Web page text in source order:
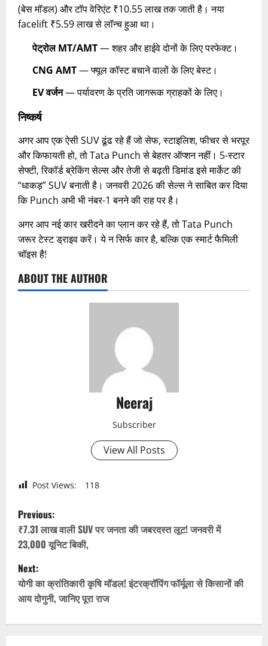
(बेस मॉडल) और टॉप वेरिएंट ₹10.55 लाख तक जाती है। नया
facelift ₹5.59 लाख से लॉन्च हुआ था।
पेट्रोल MT/AMT— शहर और हाईवे दोनों के लिए परफेक्ट।
CNG AMT— फ्यूल कॉस्ट बचाने वालों के लिए बेस्ट।
EV वर्जन— पर्यावरण के प्रति जागरूक ग्राहकों के लिए।
निष्कर्ष
अगर आप एक ऐसी SUV ढूंढ रहे हैं जो सेफ, स्टाइलिश, फीचर से भरपूर
और किफायती हो, तो Tata Punch से बेहतर ऑप्शन नहीं। 5-स्टार
सेफ्टी, रिकॉर्ड ब्रेकिंग सेल्स और तेजी से बढ़ती डिमांड इसे मार्केट की
“धाकड़” SUV बनाती है। जनवरी 2026 की सेल्स ने साबित कर दिया
कि Punch अभी भी नंबर-1 बनने की राह पर है।
अगर आप नई कार खरीदने का प्लान कर रहे हैं, तो Tata Punch
जरूर टेस्ट ड्राइव करें। ये न सिर्फ कार है, बल्कि एक स्मार्ट फैमिली
चॉइस है!
ABOUT THE AUTHOR
Neeraj
Subscriber
View All Posts
Post Views: 118
P
o
s
t
n
Previous:
₹7.31 लाख वाली SUV पर जनता की जबरदस्त लूट! जनवरी में
23,000 यूनिट बिकी,
Next:
योगी का क्रांतिकारी कृषि मॉडल! इंटरक्रॉपिंग फॉर्मूला से किसानों की
आय दोगुनी, जानिए पूरा राज